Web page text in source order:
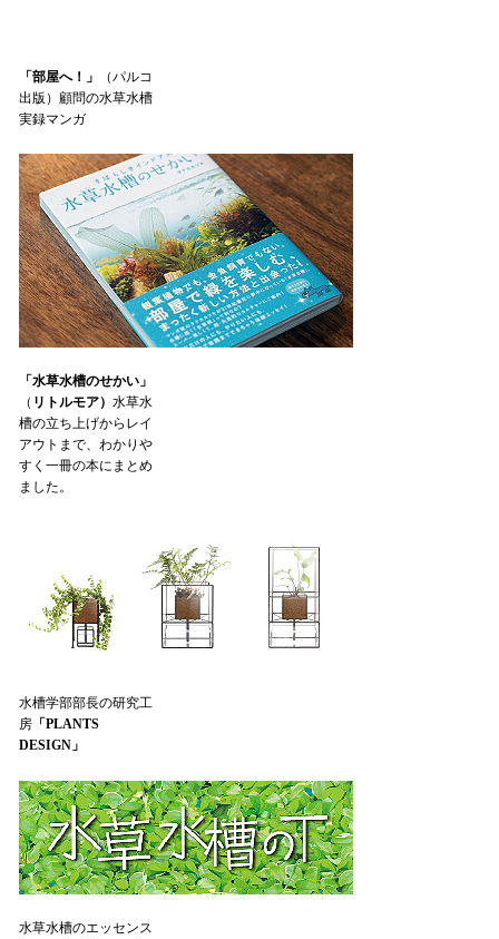
「部屋へ！」
（パルコ
出版）顧問の水草水槽
実録マンガ
「水草水槽のせかい」
（ リトルモア） 水草水
槽の立ち上げからレイ
アウトまで、わかりや
すく一冊の本にまとめ
ました。
水槽学部部長の研究工
房「PLANTS
DESIGN」
水草水槽のエッセンス